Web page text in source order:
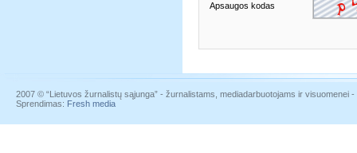
Apsaugos kodas
2007 © “Lietuvos žurnalistų sąjunga” - žurnalistams, mediadarbuotojams ir visuomenei
Sprendimas: Fresh media